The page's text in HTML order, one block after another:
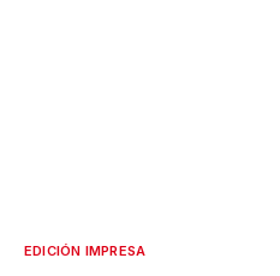
EDICIÓN IMPRESA